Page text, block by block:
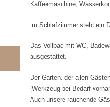
Kaffeemaschine,
Im Schlafzimmer steht ein
Das Vollbad mit WC,
ausgestattet.
Der Garten, der allen
(Werkzeug bei Bedarf
Auch unsere rauchende